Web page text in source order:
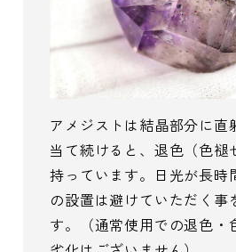
アメジストは結晶部分に直
当て続けると、退色（色褪
持っています。日光が長時
の設置は避けていただく事
す。（通常使用での退色・